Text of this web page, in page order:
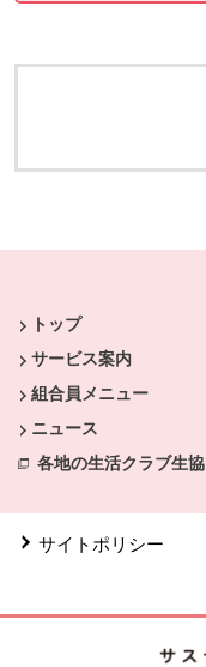
トップ
サービス案内
組合員メニュー
ニュース
各地の生活クラブ生協
サイトポリシー